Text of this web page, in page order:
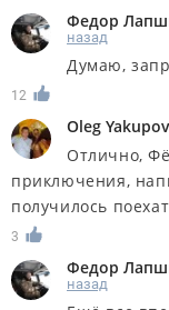
Федор
назад
Думаю,
12
Oleg Yakupov
Отлично,
приключения,
получилось
3
Федор
назад